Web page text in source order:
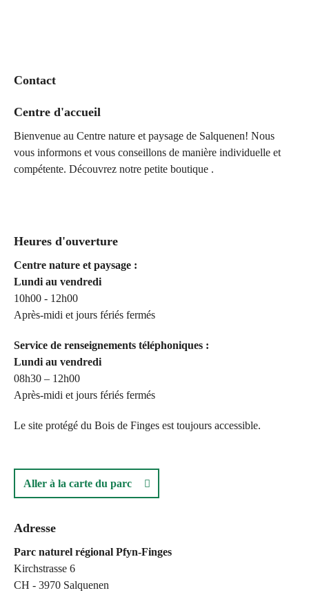
Contact
Centre d'accueil
Bienvenue au Centre nature et paysage de Salquenen! Nous
vous informons et vous conseillons de manière individuelle et
compétente. Découvrez notre petite boutique .
Heures d'ouverture
Centre nature et paysage :
Lundi au vendredi
10h00 - 12h00
Après-midi et jours fériés fermés
Service de renseignements téléphoniques :
Lundi au vendredi
08h30 – 12h00
Après-midi et jours fériés fermés
Le site protégé du Bois de Finges est toujours accessible.
Aller à la carte du parc
Adresse
Parc naturel régional Pfyn-Finges
Kirchstrasse 6
CH - 3970 Salquenen